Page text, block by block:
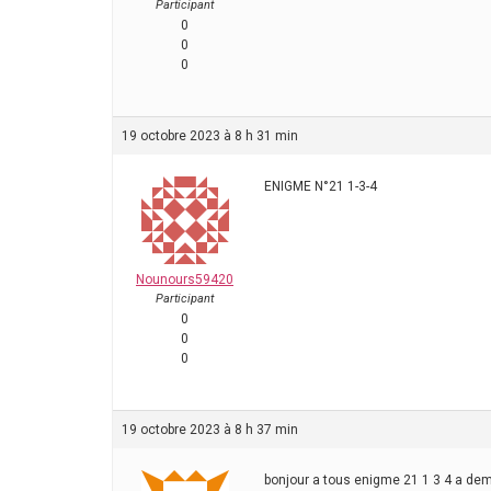
Participant
0
0
0
19 octobre 2023 à 8 h 31 min
Nounours59420
Participant
0
0
0
ENIGME N°21 1-3-4
19 octobre 2023 à 8 h 37 min
bonjour a tous enigme 21 1 3 4 a